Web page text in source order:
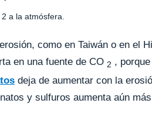
2 a la atmósfera.
como en Taiwán o en el
en una fuente de CO 2 ,
deja de aumentar con la
y sulfuros aumenta aún